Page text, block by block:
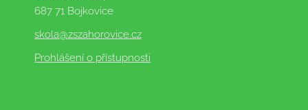
687 71 Bojkovice
skola@zszahorovice.cz
Prohlášení o přístupnosti